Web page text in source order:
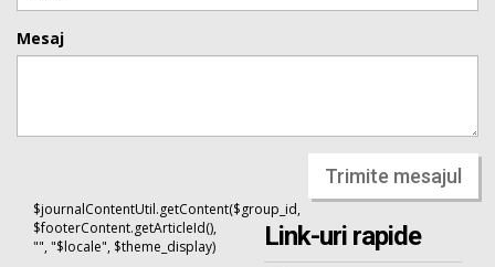
Mesaj
Trimite mesajul
$journalContentUtil.getContent($group_id,
$footerContent.getArticleId(),
"", "$locale", $theme_display)
Link-uri rapide